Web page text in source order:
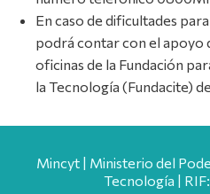
En caso de dificultades
podrá contar con el apoyo
oficinas de la Fundación
la Tecnología (Fundacite)
Mincyt | Ministerio del
Tecnología |